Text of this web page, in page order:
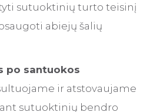
sutuoktinių turto teisinį
abiejų šalių
po santuokos
ir atstovaujame
sutuoktinių bendro